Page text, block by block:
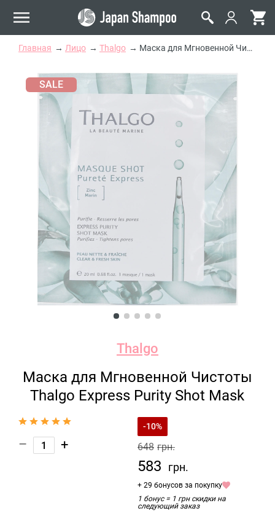
Главная Лицо Thalgo Маска для Мгновенной Чистоты Thalgo Express Purity Shot Mask
SALE
Thalgo
Маска для Мгновенной Чистоты
Thalgo Express Purity Shot Mask
– +
-10%
648 грн.
583 грн.
+ 29 бонусов за покупку
1 бонус = 1 грн скидки на
следующий заказ